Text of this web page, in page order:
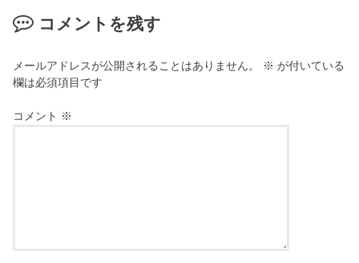
コメントを残す
メールアドレスが公開されることはありません。 ※ が付いている
欄は必須項目です
コメント ※